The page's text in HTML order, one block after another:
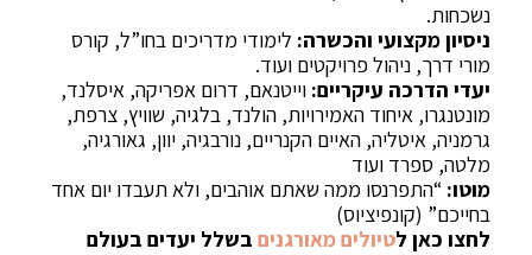
נשכחות.
ניסיון מקצועי והכשרה: לימודי מדריכים בחו”ל, קורס
מורי דרך, ניהול פרויקטים ועוד.
יעדי הדרכה עיקריים:וייטנאם, דרום אפריקה, איסלנד,
מונטנגרו, איחוד האמירויות, הולנד, בלגיה, שוויץ, צרפת,
גרמניה, איטליה, האיים הקנריים, נורבגיה, יוון, גאורגיה,
מלטה, ספרד ועוד
מוטו:“התפרנסו ממה שאתם אוהבים, ולא תעבדו יום אחד
בחייכם” (קונפיציוס)
לחצו כאן לטיולים מאורגנים בשלל יעדים בעולם